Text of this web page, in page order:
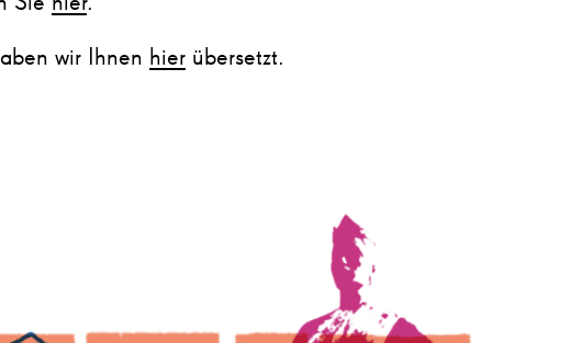
wir Ihnen hier übersetzt.